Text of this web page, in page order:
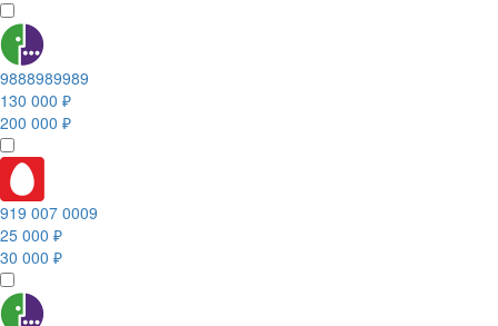
9888989989
130 000 ₽
200 000 ₽
919 007 0009
25 000 ₽
30 000 ₽